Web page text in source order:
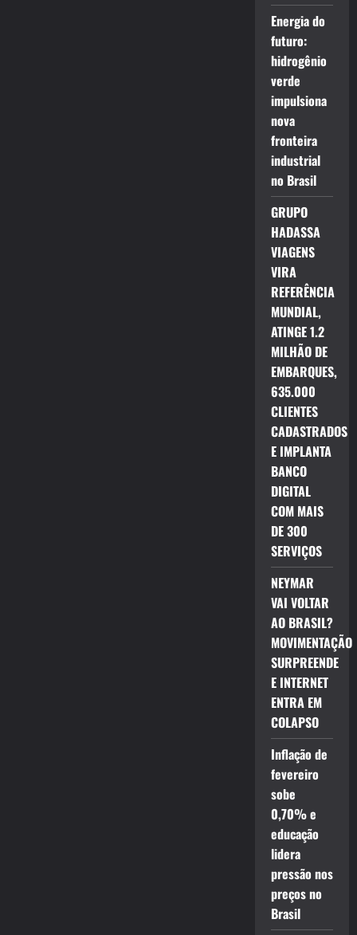
Energia do
futuro:
hidrogênio
verde
impulsiona
nova
fronteira
industrial
no Brasil
GRUPO
HADASSA
VIAGENS
VIRA
REFERÊNCIA
MUNDIAL,
ATINGE 1.2
MILHÃO DE
EMBARQUES,
635.000
CLIENTES
CADASTRADOS
E IMPLANTA
BANCO
DIGITAL
COM MAIS
DE 300
SERVIÇOS
NEYMAR
VAI VOLTAR
AO BRASIL?
MOVIMENTAÇÃO
SURPREENDE
E INTERNET
ENTRA EM
COLAPSO
Inflação de
fevereiro
sobe
0,70% e
educação
lidera
pressão nos
preços no
Brasil